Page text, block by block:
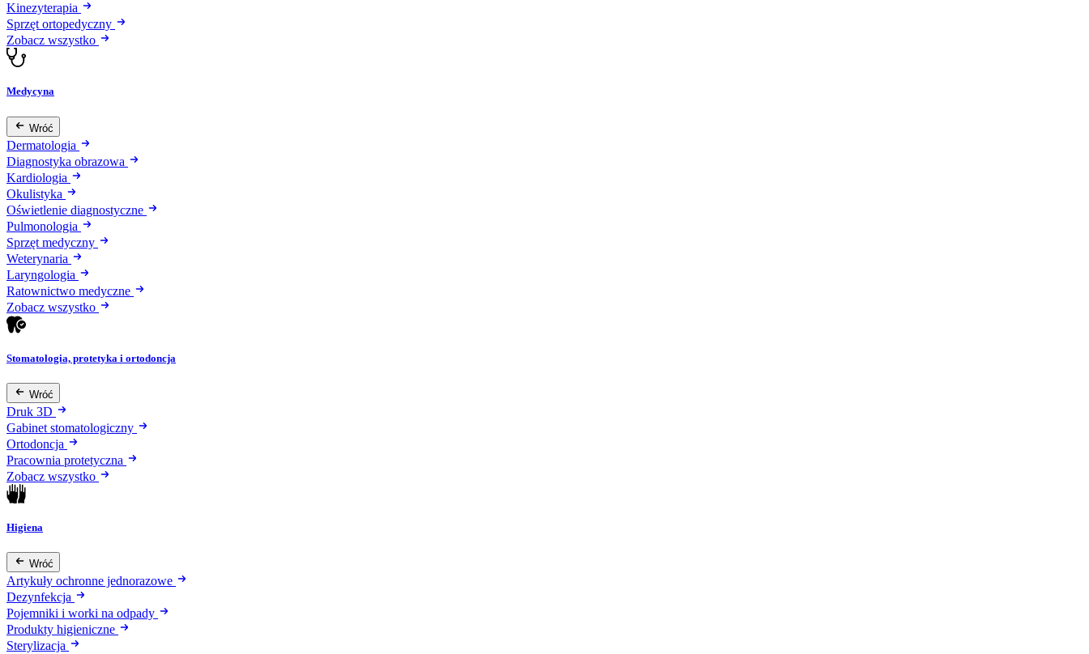
Kinezyterapia
Sprzęt ortopedyczny
Zobacz wszystko
Medycyna
Wróć
Dermatologia
Diagnostyka obrazowa
Kardiologia
Okulistyka
Oświetlenie diagnostyczne
Pulmonologia
Sprzęt medyczny
Weterynaria
Laryngologia
Ratownictwo medyczne
Zobacz wszystko
Stomatologia, protetyka i ortodoncja
Wróć
Druk 3D
Gabinet stomatologiczny
Ortodoncja
Pracownia protetyczna
Zobacz wszystko
Higiena
Wróć
Artykuły ochronne jednorazowe
Dezynfekcja
Pojemniki i worki na odpady
Produkty higieniczne
Sterylizacja